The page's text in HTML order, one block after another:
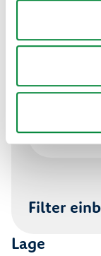
Um
Ihre
um
Filter
Lage